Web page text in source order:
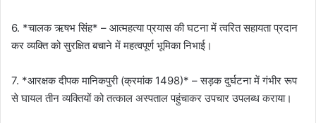
6. *चालक ऋषभ सिंह* – आत्महत्या प्रयास की घटना में त्वरित सहायता प्रदान
कर व्यक्ति को सुरक्षित बचाने में महत्वपूर्ण भूमिका निभाई।
7. *आरक्षक दीपक मानिकपुरी (क्रमांक 1498)* – सड़क दुर्घटना में गंभीर रूप
से घायल तीन व्यक्तियों को तत्काल अस्पताल पहुंचाकर उपचार उपलब्ध कराया।